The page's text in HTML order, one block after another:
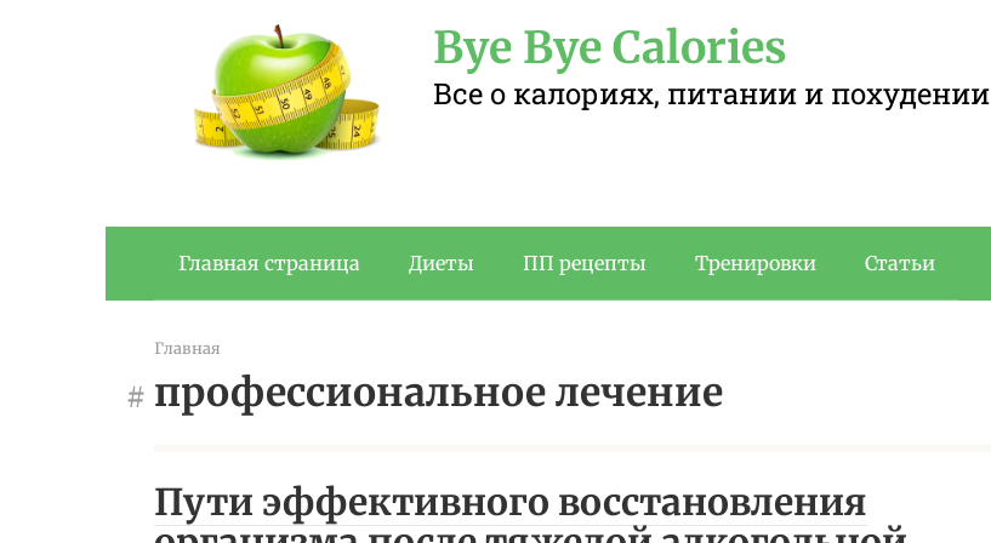
Bye Bye Calories
Все о калориях, питании и похудении
Главная страница Диеты ПП рецепты Тренировки Статьи
Главная
профессиональное лечение
Пути эффективного восстановления